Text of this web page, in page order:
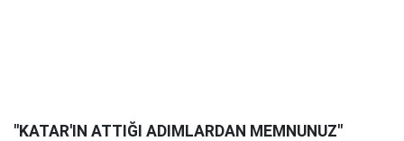
"KATAR'IN ATTIĞI ADIMLARDAN MEMNUNUZ"